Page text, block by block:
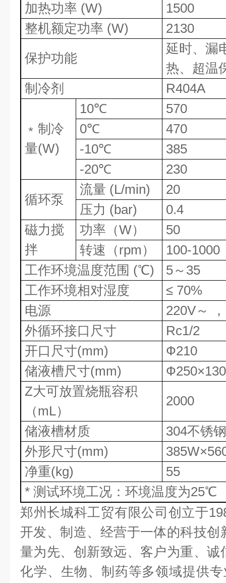
加热功率 (W)
1500
整机额定功率 (W)
2130
保护功能
延时、漏
热、超温
制冷剂
R404A
﹡制冷
量(W)
10℃
570
0℃
470
-10℃
385
-20℃
230
循环泵
流量 (L/min)
20
压力 (bar)
0.4
磁力搅
拌
功率（W）
50
转速（rpm ）
100-1000
工作环境温度范围 (℃) 5～ 35
工作环境相对湿度
≤ 70%
电源
220V～ ，
外循环接口尺寸
Rc1/2
开口尺寸(mm)
Ф210
储液槽尺寸(mm)
Ф250×130
Z大可放置烧瓶容积
（mL）
2000
储液槽材质
304不锈钢
外形尺寸(mm)
净重(kg)
55
* 测试环境工况：环境温度为25℃
郑州长城科工贸有限公司创立于
开发、制造、经营于一体的科技创
量为先、创新致远、客户为重、
化学、生物、制药等多领域提供